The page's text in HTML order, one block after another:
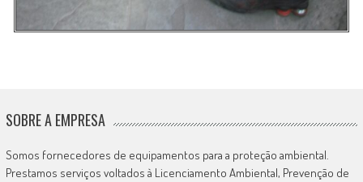
SOBRE A EMPRESA
Somos fornecedores de equipamentos para a proteção ambiental.
Prestamos serviços voltados à Licenciamento Ambiental, Prevenção de